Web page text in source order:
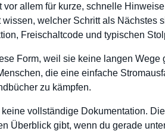
vor allem für kurze, schnelle
welcher Schritt als Nächstes
Freischaltcode und typischen
Form, weil sie keine langen
die eine einfache
zu kämpfen.
vollständige Dokumentation.
Überblick gibt, wenn du gerade